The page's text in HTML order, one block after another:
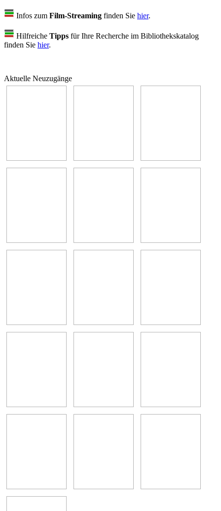
Infos zum Film-Streaming finden Sie hier.
Hilfreiche Tipps für Ihre Recherche im Bibliothekskatalog
finden Sie hier.
Aktuelle Neuzugänge